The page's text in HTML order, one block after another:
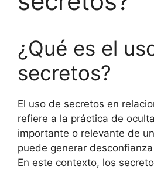
¿Qué es el
secretos?
El uso de secretos en
refiere a la práctica de
importante o relevante de
puede generar
En este contexto, los